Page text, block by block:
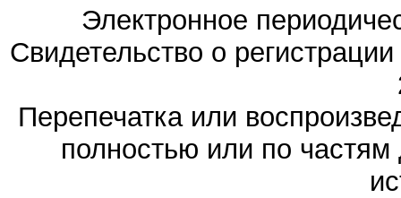
Электронное
Свидетельство о
Перепечатка или
полностью или по частям